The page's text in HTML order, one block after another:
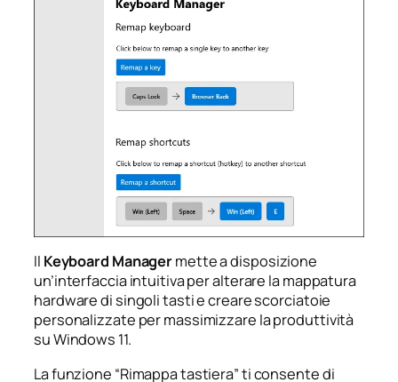
Il Keyboard Managermette a disposizione
un’interfaccia intuitiva per alterare la mappatura
hardware di singoli tasti e creare scorciatoie
personalizzate per massimizzare la produttività
su Windows 11.
La funzione “Rimappa tastiera” ti consente di